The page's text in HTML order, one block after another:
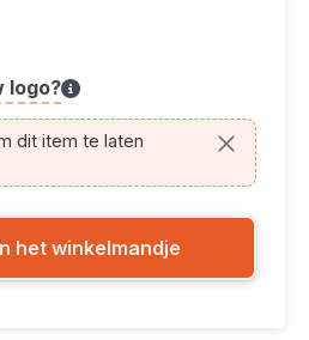
logo?
dit item te laten
de gewenste
het winkelmandje